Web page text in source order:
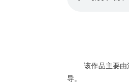
该作品主要由
导。